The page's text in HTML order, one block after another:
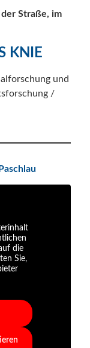
Straße, im
KNIE
und
/
die
Sie,